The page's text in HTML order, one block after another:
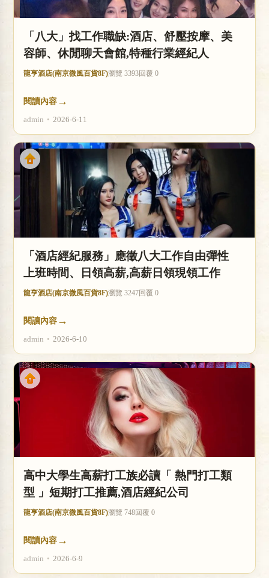
「八大」找工作職缺:酒店、舒壓按摩、美
容師、休閒聊天會館,特種行業經紀人
龍亨酒店(南京微風百貨8F)瀏覽 3393回覆 0
閱讀內容 →
admin • 2026-6-11
「酒店經紀服務」應徵八大工作自由彈性
上班時間、日領高薪,高薪日領現領工作
龍亨酒店(南京微風百貨8F)瀏覽 3247回覆 0
閱讀內容 →
admin • 2026-6-10
高中大學生高薪打工族必讀「 熱門打工類
型 」短期打工推薦,酒店經紀公司
龍亨酒店(南京微風百貨8F)瀏覽 748回覆 0
閱讀內容 →
admin • 2026-6-9